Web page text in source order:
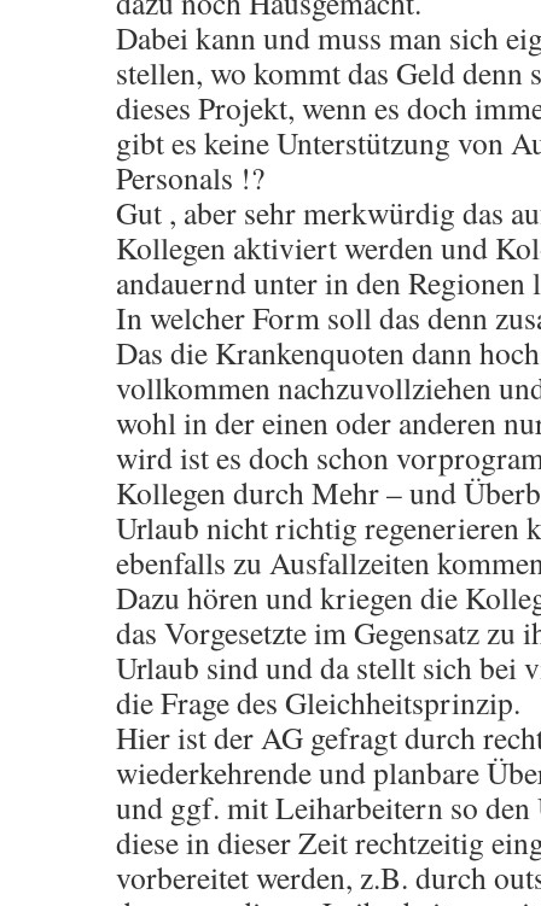
Dabei kann und muss man sich
stellen, wo kommt das Geld
dieses Projekt, wenn es doch
gibt es keine Unterstützung von
Personals !?
Gut , aber sehr merkwürdig das
Kollegen aktiviert werden und
andauernd unter in den Regionen
In welcher Form soll das denn
Das die Krankenquoten dann
vollkommen nachzuvollziehen
wohl in der einen oder anderen
wird ist es doch schon
Kollegen durch Mehr – und
Urlaub nicht richtig regenerieren
ebenfalls zu Ausfallzeiten
Dazu hören und kriegen die
das Vorgesetzte im Gegensatz zu
Urlaub sind und da stellt sich bei
die Frage des Gleichheitsprinzip.
Hier ist der AG gefragt durch
wiederkehrende und planbare
und ggf. mit Leiharbeitern so den
diese in dieser Zeit rechtzeitig
vorbereitet werden, z.B. durch